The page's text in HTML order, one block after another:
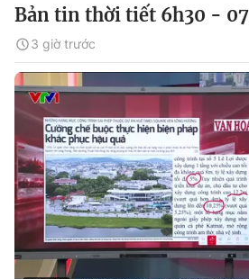
Bản tin thời tiết 6h30 -
3 giờ trước